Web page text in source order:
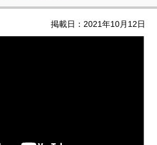
掲載日：2021年10月12日